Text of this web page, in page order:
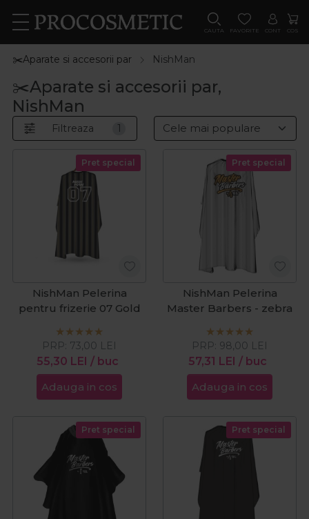
CAUTA FAVORITE CONT COS
✂️Aparate si accesorii par NishMan
✂️Aparate si accesorii par,
NishMan
Filtreaza 1
Pret special
NishMan Pelerina
pentru frizerie 07 Gold
55,30 LEI / buc
PRP: 73,00 LEI
Adauga in cos
Pret special
NishMan Pelerina
Master Barbers - zebra
57,31 LEI / buc
PRP: 98,00 LEI
Adauga in cos
Pret special Pret special